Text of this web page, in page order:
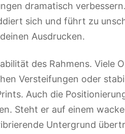
dramatisch
sich und führt zu
Ausdrucken.
des Rahmens. Viele
Versteifungen oder
Auch die
Steht er auf einem
Untergrund